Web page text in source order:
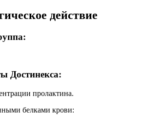
действие
Достинекса:
пролактина.
белками крови: